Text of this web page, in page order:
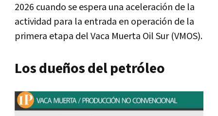
2026 cuando se espera una aceleración de la
actividad para la entrada en operación de la
primera etapa del Vaca Muerta Oil Sur (VMOS).
Los dueños del petróleo